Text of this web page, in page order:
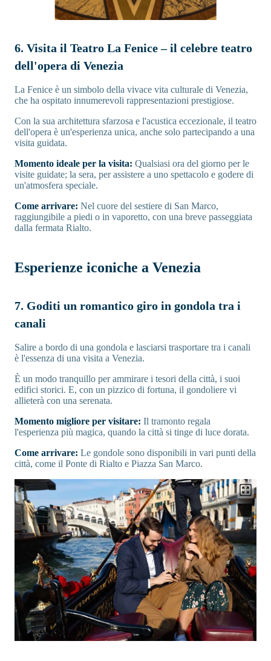
6. Visita il Teatro La Fenice – il celebre teatro
dell'opera di Venezia
La Fenice è un simbolo della vivace vita culturale di Venezia,
che ha ospitato innumerevoli rappresentazioni prestigiose.
Con la sua architettura sfarzosa e l'acustica eccezionale, il teatro
dell'opera è un'esperienza unica, anche solo partecipando a una
visita guidata.
Momento ideale per la visita: Qualsiasi ora del giorno per le
visite guidate; la sera, per assistere a uno spettacolo e godere di
un'atmosfera speciale.
Come arrivare: Nel cuore del sestiere di San Marco,
raggiungibile a piedi o in vaporetto, con una breve passeggiata
dalla fermata Rialto.
Esperienze iconiche a Venezia
7. Goditi un romantico giro in gondola tra i
canali
Salire a bordo di una gondola e lasciarsi trasportare tra i canali
è l'essenza di una visita a Venezia.
È un modo tranquillo per ammirare i tesori della città, i suoi
edifici storici. E, con un pizzico di fortuna, il gondoliere vi
allieterà con una serenata.
Momento migliore per visitare: Il tramonto regala
l'esperienza più magica, quando la città si tinge di luce dorata.
Come arrivare: Le gondole sono disponibili in vari punti della
città, come il Ponte di Rialto e Piazza San Marco.